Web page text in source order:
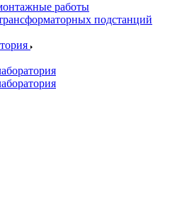
работы
подстанций